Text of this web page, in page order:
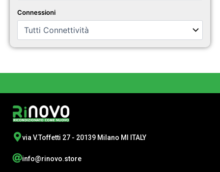
Connessioni
via V.Toffetti 27 - 20139 Milano MI ITALY
info@rinovo.store